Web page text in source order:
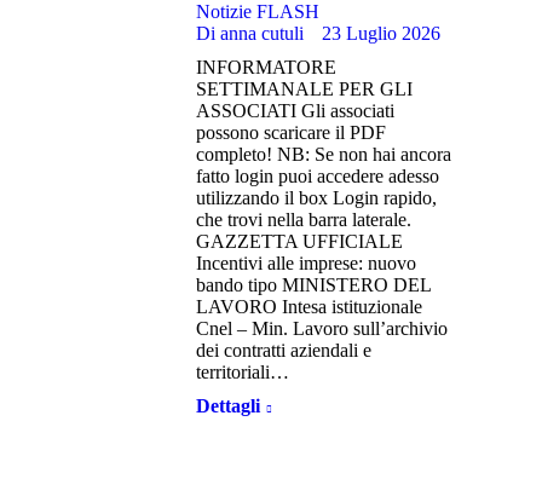
Notizie FLASH
Di anna cutuli
23 Luglio 2026
INFORMATORE
SETTIMANALE PER GLI
ASSOCIATI Gli associati
possono scaricare il PDF
completo! NB: Se non hai ancora
fatto login puoi accedere adesso
utilizzando il box Login rapido,
che trovi nella barra laterale.
GAZZETTA UFFICIALE
Incentivi alle imprese: nuovo
bando tipo MINISTERO DEL
LAVORO Intesa istituzionale
Cnel – Min. Lavoro sull’archivio
dei contratti aziendali e
territoriali…
Dettagli